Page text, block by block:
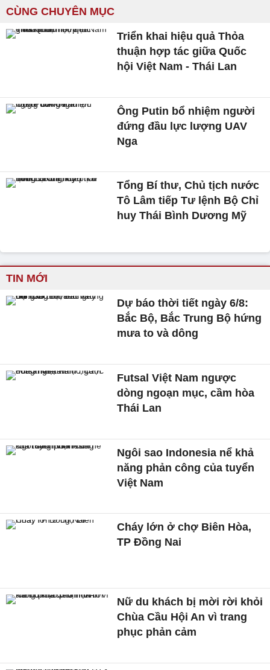
CÙNG CHUYÊN MỤC
Triển khai hiệu quả Thỏa
thuận hợp tác giữa Quốc
hội Việt Nam - Thái Lan
Ông Putin bổ nhiệm người
đứng đầu lực lượng UAV
Nga
Tổng Bí thư, Chủ tịch nước
Tô Lâm tiếp Tư lệnh Bộ Chỉ
huy Thái Bình Dương Mỹ
TIN MỚI
Dự báo thời tiết ngày 6/8:
Bắc Bộ, Bắc Trung Bộ hứng
mưa to và dông
Futsal Việt Nam ngược
dòng ngoạn mục, cầm hòa
Thái Lan
Ngôi sao Indonesia nể khả
năng phản công của tuyển
Việt Nam
Cháy lớn ở chợ Biên Hòa,
TP Đồng Nai
Nữ du khách bị mời rời khỏi
Chùa Cầu Hội An vì trang
phục phản cảm